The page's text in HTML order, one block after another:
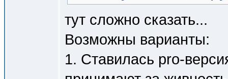
тут сложно сказать...
Возможны варианты:
1. Ставилась pro-